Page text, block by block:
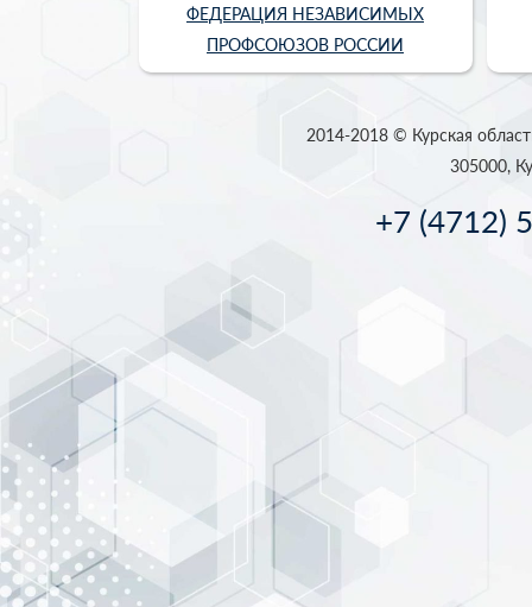
ФЕДЕРАЦИЯ НЕЗАВИСИМЫХ
ПРОФСОЮЗОВ РОССИИ
2014-2018 © Курская
305000,
+7 (4712)